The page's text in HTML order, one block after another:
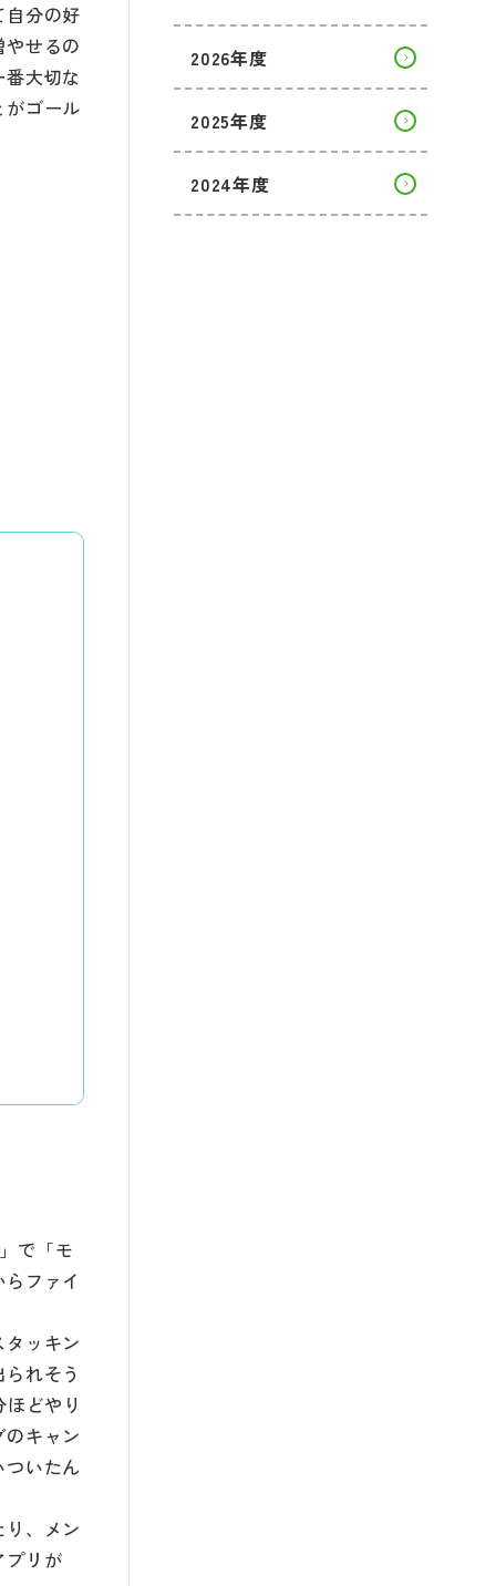
分の好
せるの
大切な
ゴール
で「モ
ファイ
ッキン
れそう
どやり
キャン
いたん
、メン
プリが
2026年度
2025年度
2024年度